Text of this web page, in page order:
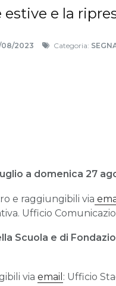
e la
08/2023 Categoria:
a domenica 27
e raggiungibili via
Ufficio
Scuola e di
via email : Ufficio